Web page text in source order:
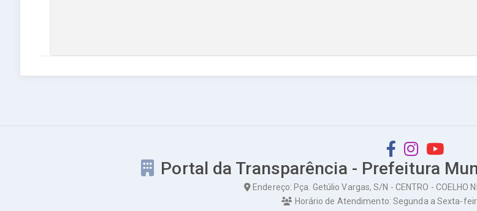
Portal da Transparência - Prefeitura
Endereço: Pça. Getúlio Vargas, S/N - CENTRO - COELHO
Horário de Atendimento: Segunda a Sexta-